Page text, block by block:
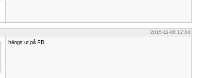
2015-11-06 17:04
hängs ut på FB.